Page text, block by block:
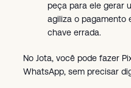
peça para ele gerar
agiliza o pagamento
chave errada.
No Jota, você pode fazer
WhatsApp, sem precisar